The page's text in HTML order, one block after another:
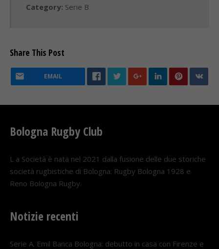
Category: Serie B
Share This Post
EMAIL
Bologna Rugby Club
L a Società è nata nel 2021 dalla fusione delle due storiche
società rugbistiche di Bologna: Rugby Bologna 1928 e
Reno Bologna Rugby.
Notizie recenti
Serie A. Emil Banca Bologna: debutto in casa con Firenze e